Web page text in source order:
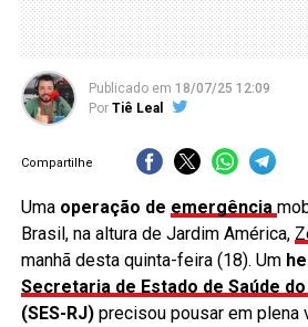
Publicado em 18/07/25 12:09
Por Tiê Leal
Compartilhe
Uma operação de emergência
Brasil, na altura de Jardim América,
manhã desta quinta-feira (18). Um
Secretaria de Estado de Saúde
(SES-RJ)precisou pousar em plena